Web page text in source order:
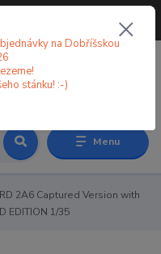
Menu
2A6 Captured Version with
EDITION 1/35
na Dobříšskou
stánku! :-)